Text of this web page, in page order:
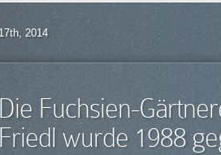
2014
Die Fuchsien-
wurde 1988